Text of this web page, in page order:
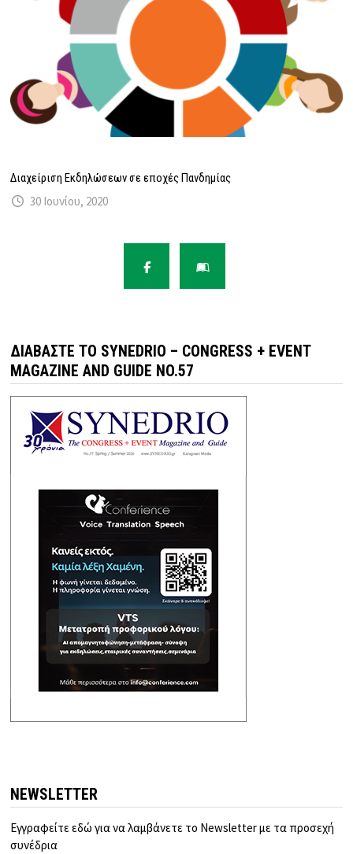
Διαχείριση Εκδηλώσεων σε εποχές Πανδημίας
30 Ιουνίου, 2020
ΔΙΑΒΆΣΤΕ ΤΟ SYNEDRIO – CONGRESS + EVENT
MAGAZINE AND GUIDE NO.57
NEWSLETTER
Εγγραφείτε εδώ για να λαμβάνετε το Newsletter με τα προσεχή
συνέδρια